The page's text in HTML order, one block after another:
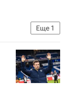
Еще 1